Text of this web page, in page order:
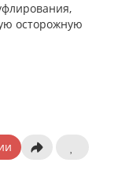
осторожную